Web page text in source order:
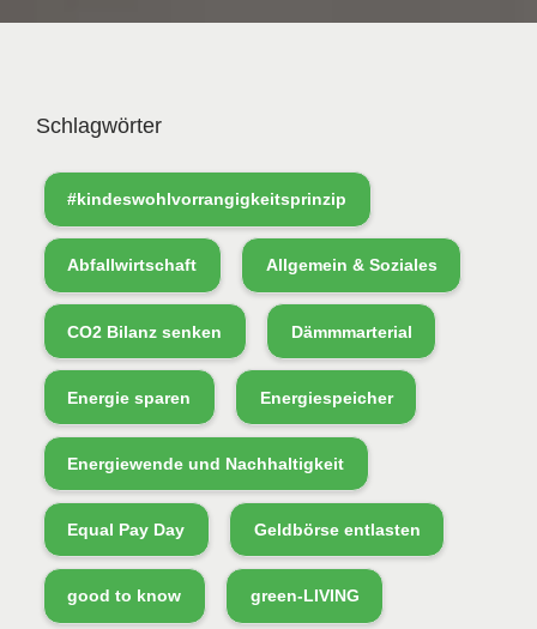
Schlagwörter
#kindeswohlvorrangigkeitsprinzip
Abfallwirtschaft Allgemein & Soziales
CO2 Bilanz senken Dämmmarterial
Energie sparen Energiespeicher
Energiewende und Nachhaltigkeit
Equal Pay Day Geldbörse entlasten
good to know green-LIVING